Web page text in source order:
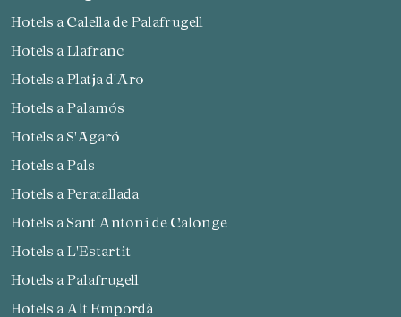
Hotels a Calella de Palafrugell
Hotels a Llafranc
Hotels a Platja d'Aro
Hotels a Palamós
Hotels a S'Agaró
Hotels a Pals
Hotels a Peratallada
Hotels a Sant Antoni de Calonge
Hotels a L'Estartit
Hotels a Palafrugell
Hotels a Alt Empordà